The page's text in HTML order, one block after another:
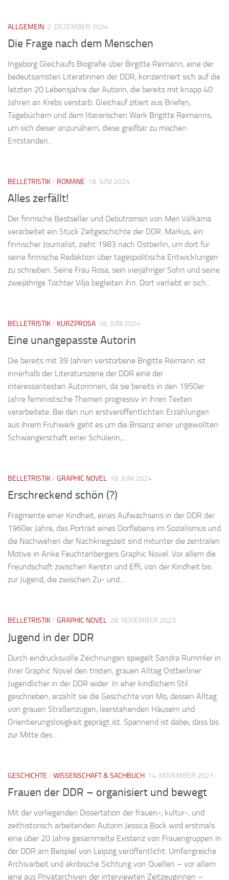
ALLGEMEIN 2. DEZEMBER 2024
Die Frage nach dem Menschen
Ingeborg Gleichaufs Biografie über Birgitte Reimann, eine der
bedeutsamsten Literatinnen der DDR, konzentriert sich auf die
letzten 20 Lebensjahre der Autorin, die bereits mit knapp 40
Jahren an Krebs verstarb. Gleichauf zitiert aus Briefen,
Tagebüchern und dem literarischen Werk Brigitte Reimanns,
um sich dieser anzunähern, diese greifbar zu machen.
Entstanden...
BELLETRISTIK/ ROMANE 18. JUNI 2024
Alles zerfällt!
Der finnische Bestseller und Debütroman von Meri Valkama
verarbeitet ein Stück Zeitgeschichte der DDR. Markus, ein
finnischer Journalist, zieht 1983 nach Ostberlin, um dort für
seine finnische Redaktion über tagespolitische Entwicklungen
zu schreiben. Seine Frau Rosa, sein vierjähriger Sohn und seine
zweijährige Tochter Vilja begleiten ihn. Dort verliebt er sich...
BELLETRISTIK/ KURZPROSA 18. JUNI 2024
Eine unangepasste Autorin
Die bereits mit 39 Jahren verstorbene Brigitte Reimann ist
innerhalb der Literaturszene der DDR eine der
interessantesten Autorinnen, da sie bereits in den 1950er
Jahre feministische Themen progressiv in ihren Texten
verarbeitete. Bei den nun erstveröffentlichten Erzählungen
aus ihrem Frühwerk geht es um die Brisanz einer ungewollten
Schwangerschaft einer Schülerin,...
BELLETRISTIK/ GRAPHIC NOVEL 18. JUNI 2024
Erschreckend schön (?)
Fragmente einer Kindheit, eines Aufwachsens in der DDR der
1960er Jahre, das Portrait eines Dorflebens im Sozialismus und
die Nachwehen der Nachkriegszeit sind mitunter die zentralen
Motive in Anke Feuchtenbergers Graphic Novel. Vor allem die
Freundschaft zwischen Kerstin und Effi, von der Kindheit bis
zur Jugend, die zwischen Zu- und...
BELLETRISTIK/ GRAPHIC NOVEL 28. NOVEMBER 2023
Jugend in der DDR
Durch eindrucksvolle Zeichnungen spiegelt Sandra Rummler in
ihrer Graphic Novel den tristen, grauen Alltag Ostberliner
Jugendlicher in der DDR wider. In eher kindlichem Stil
geschrieben, erzählt sie die Geschichte von Mo, dessen Alltag
von grauen Straßenzügen, leerstehenden Häusern und
Orientierungslosigkeit geprägt ist. Spannend ist dabei, dass bis
zur Mitte des...
GESCHICHTE / WISSENSCHAFT & SACHBUCH 14. NOVEMBER 2021
Frauen der DDR – organisiert und bewegt
Mit der vorliegenden Dissertation der frauen-, kultur-, und
zeithistorisch arbeitenden Autorin Jessica Bock wird erstmals
eine über 20 Jahre gesammelte Existenz von Frauengruppen in
der DDR am Beispiel von Leipzig veröffentlicht: Umfangreiche
Archivarbeit und akribische Sichtung von Quellen – vor allem
jene aus Privatarchiven der interviewten Zeitzeuginnen –